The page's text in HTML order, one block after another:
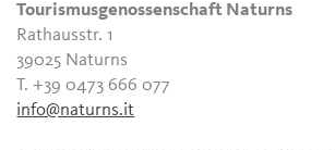
Tourismusgenossenschaft Naturns
Rathausstr. 1
39025 Naturns
T. +39 0473 666 077
info@naturns.it